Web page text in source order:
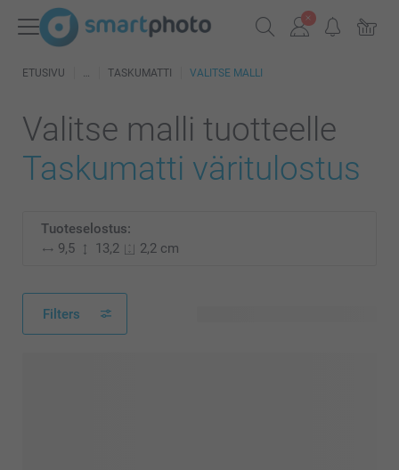
ETUSIVU TASKUMATTI VALITSE MALLI
Valitse malli tuotteelle
Taskumatti väritulostus
Tuoteselostus:
9,5
13,2 2,2 cm
Filters